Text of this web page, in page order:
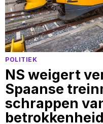
POLITIEK
NS weigert
Spaanse
schrappen